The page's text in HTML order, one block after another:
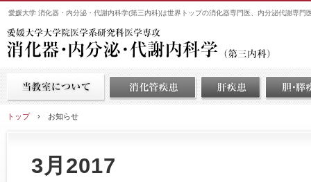
愛媛大学 消化器・内分泌・代謝内科学(第三内科)は世界トップの消化器専門医、内分泌代謝専門
トップ› お知らせ
3月2017